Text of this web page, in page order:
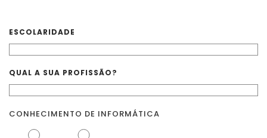
ESCOLARIDADE
QUAL A SUA PROFISSÃO?
CONHECIMENTO DE INFORMÁTICA